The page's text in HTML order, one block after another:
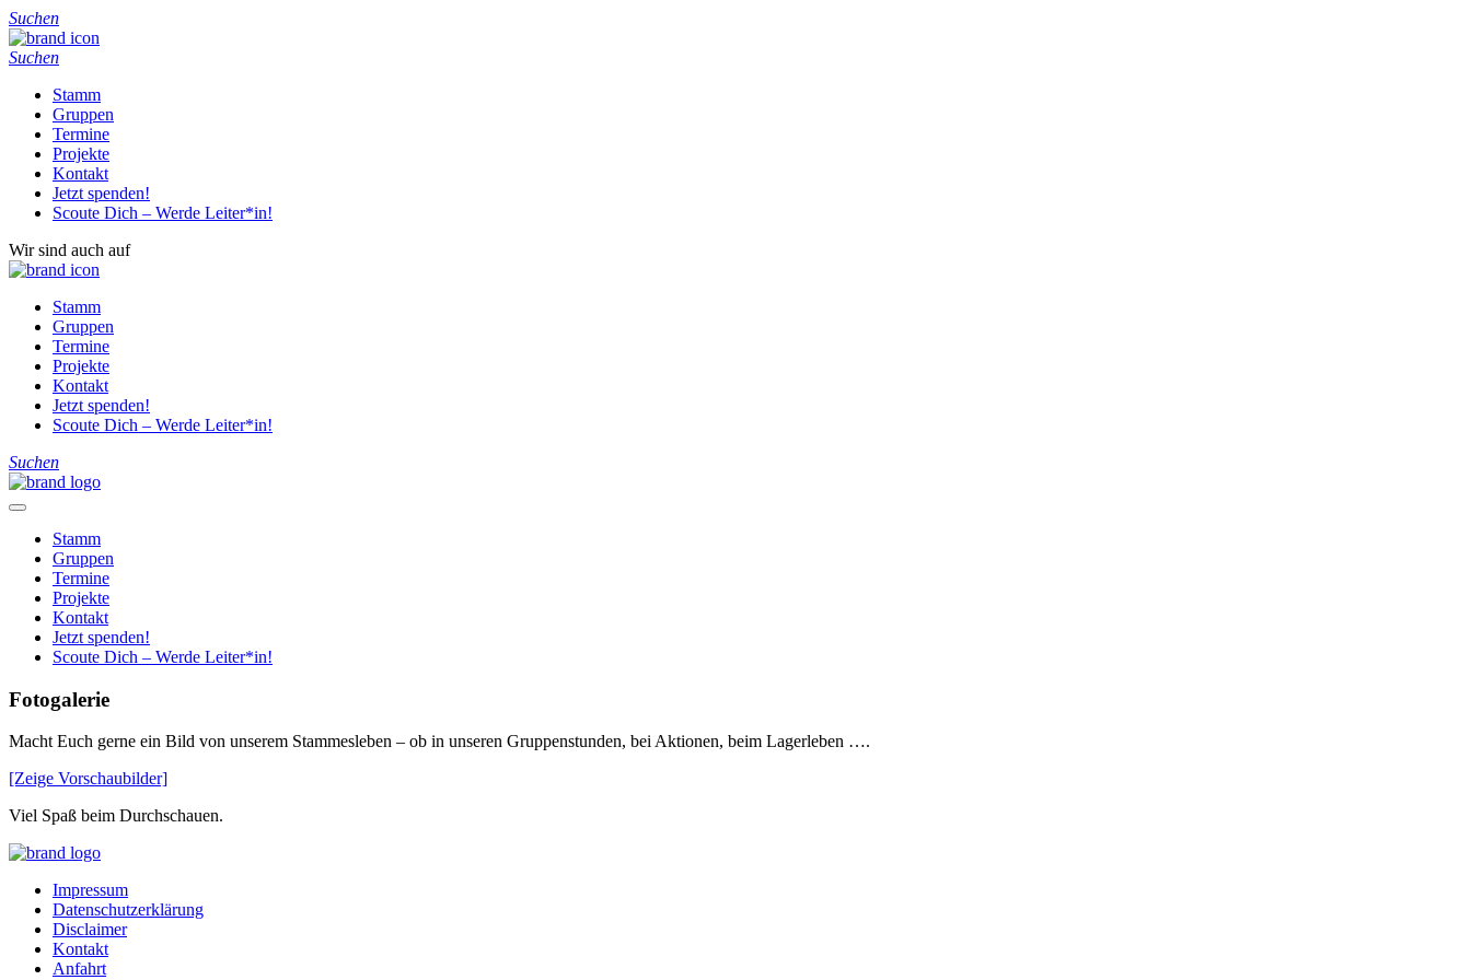
Suchen
Suchen
Stamm
Gruppen
Termine
Projekte
Kontakt
Jetzt spenden!
Scoute Dich – Werde Leiter*in!
Wir sind auch auf
Stamm
Gruppen
Termine
Projekte
Kontakt
Jetzt spenden!
Scoute Dich – Werde Leiter*in!
Suchen
Stamm
Gruppen
Termine
Projekte
Kontakt
Jetzt spenden!
Scoute Dich – Werde Leiter*in!
Fotogalerie
Macht Euch gerne ein Bild von unserem Stammesleben – ob in unseren Gruppenstunden, bei Aktionen, beim Lagerleben ….
[Zeige Vorschaubilder]
Viel Spaß beim Durchschauen.
Impressum
Datenschutzerklärung
Disclaimer
Kontakt
Anfahrt